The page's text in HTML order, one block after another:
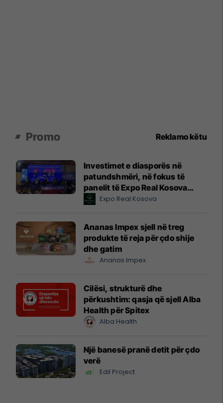
Promo Reklamo këtu
Investimet e diasporës në
patundshmëri, në fokus të
panelit të Expo Real Kosova
2026Expo Real Kosova
Ananas Impex sjell në treg
produkte të reja për çdo shije
dhe gatim
Ananas Impex
Cilësi, strukturë dhe
përkushtim: qasja që sjell Alba
Health për Spitex
Alba Health
Një banesë pranë detit për çdo
verë
Edil Project